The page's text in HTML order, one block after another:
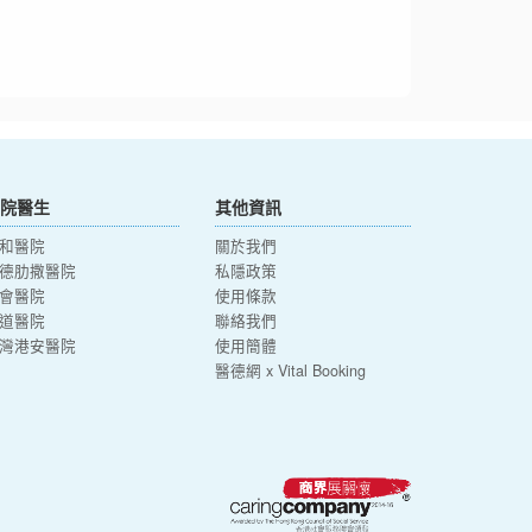
醫生
醫院
肋撒醫院
醫院
醫院
港安醫院
其他資訊
關於我們
私隱政策
使用條款
聯絡我們
使用簡體
醫德網 x Vital Booking